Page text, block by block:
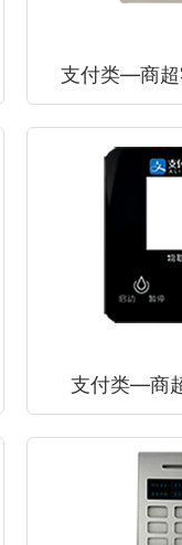
支付类—商超
支付类—商